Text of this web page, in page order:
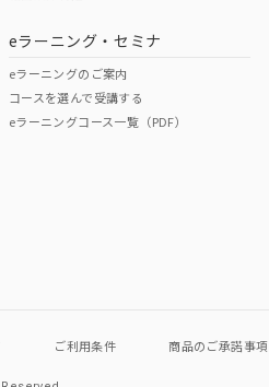
eラーニング・セミナ
eラーニングのご案内
コースを選んで受講する
eラーニングコース一覧（PDF）
ご利用条件 商品のご承諾事項